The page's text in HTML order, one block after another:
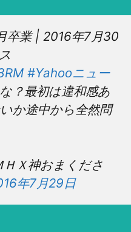
卒業 | 2016年7月30
#Yahooニュー
？最初は違和感あ
か途中から全然問
Ｘ神おまくださ
年7月29日